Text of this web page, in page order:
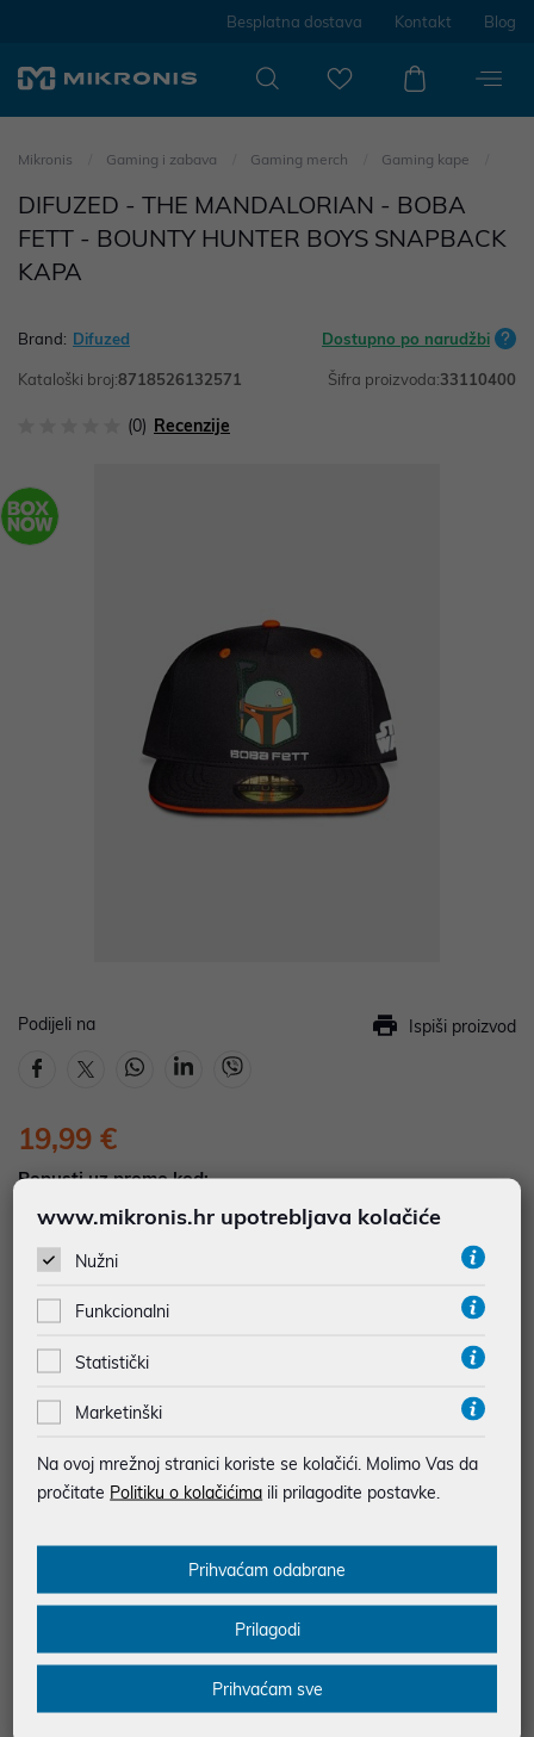
Besplatna dostava Kontakt Blog
Mikronis Gaming i zabava Gaming merch Gaming kape
DIFUZED - THE MANDALORIAN - BOBA
FETT - BOUNTY HUNTER BOYS SNAPBACK
KAPA
Brand: Difuzed Dostupno po narudžbi
Kataloški broj:8718526132571 Šifra proizvoda:33110400
(0) Recenzije
Podijeli na Ispiši proizvod
19,99 €
Popusti uz promo kod:
5%Popust za jednokratno plaćanje (Kartice, KEKS
"POPUST" , popusti se međusobno ne zbrajaju
Vidi detalje Pošalji upit
BESPLATNA DOSTAVA ZA NARUDŽBE IZNAD 66,36€
MOGUĆNOST PLAĆANJA NA RATE
Podaci uz artikle su prezentirani u dobroj namjeri. Mikronis d.o.o. ne
www.mikronis.hr upotrebljava kolačiće
Nužni
Funkcionalni
Statistički
Marketinški
Na ovoj mrežnoj stranici koriste se kolačići. Molimo Vas da
pročitate Politiku o kolačićima ili prilagodite postavke.
Prihvaćam odabrane
Prilagodi
Prihvaćam sve